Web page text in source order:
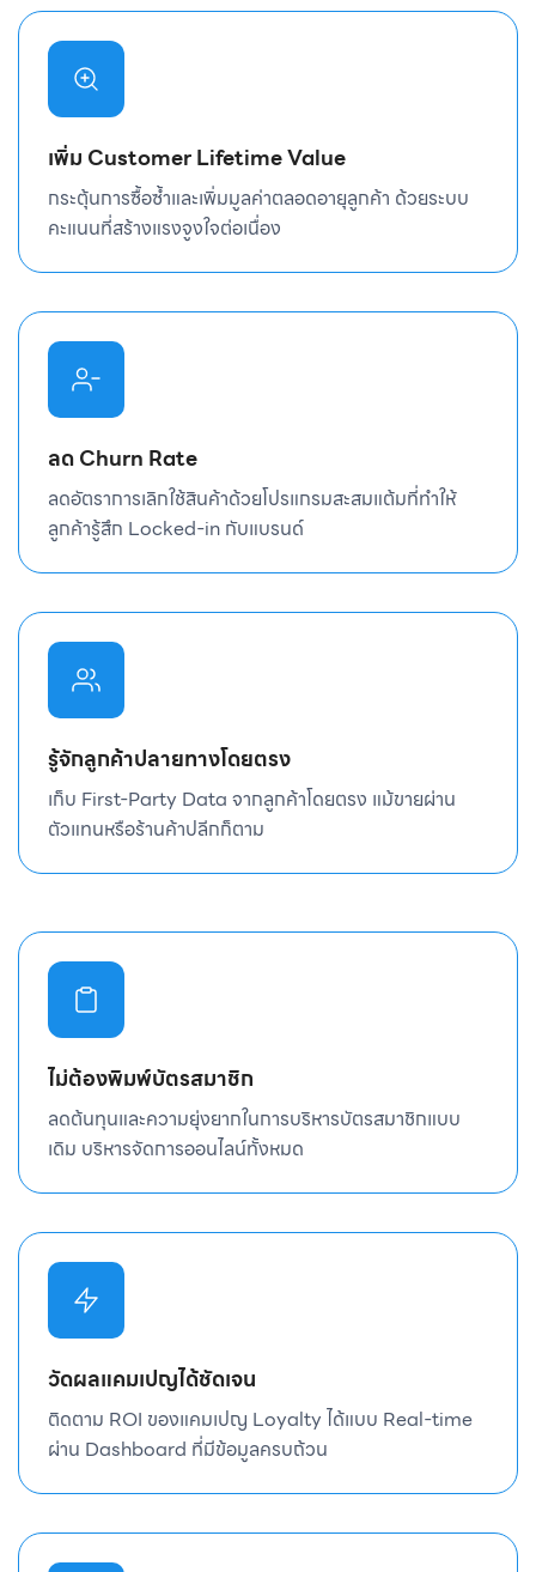
เพิ่ม Customer Lifetime Value
กระตุ้นการซื้อซ้ำและเพิ่มมูลค่าตลอดอายุลูกค้า ด้วยระบบ
คะแนนที่สร้างแรงจูงใจต่อเนื่อง
ลด Churn Rate
ลดอัตราการเลิกใช้สินค้าด้วยโปรแกรมสะสมแต้มที่ทำให้
ลูกค้ารู้สึก Locked-in กับแบรนด์
รู้จักลูกค้าปลายทางโดยตรง
เก็บ First-Party Data จากลูกค้าโดยตรง แม้ขายผ่าน
ตัวแทนหรือร้านค้าปลีกก็ตาม
ไม่ต้องพิมพ์บัตรสมาชิก
ลดต้นทุนและความยุ่งยากในการบริหารบัตรสมาชิกแบบ
เดิม บริหารจัดการออนไลน์ทั้งหมด
วัดผลแคมเปญได้ชัดเจน
ติดตาม ROI ของแคมเปญ Loyalty ได้แบบ Real-time
ผ่าน Dashboard ที่มีข้อมูลครบถ้วน